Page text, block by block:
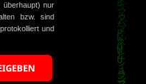
überhaupt) nur
bzw. sind
und